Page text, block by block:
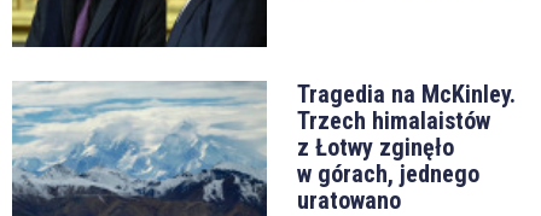
Tragedia na McKinley.
Trzech himalaistów
z Łotwy zginęło
w górach, jednego
uratowano